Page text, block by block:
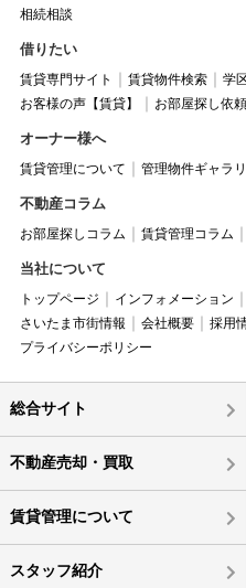
相続相談
借りたい
賃貸専門サイト 賃貸物件検索 学
お客様の声【賃貸】
お部屋探し依頼
オーナー様へ
賃貸管理について 管理物件ギャラ
不動産コラム
お部屋探しコラム 賃貸管理コラム
当社について
トップページ インフォメーション
さいたま市街情報
会社概要 採用
プライバシーポリシー
総合サイト
不動産売却・買取
賃貸管理について
スタッフ紹介